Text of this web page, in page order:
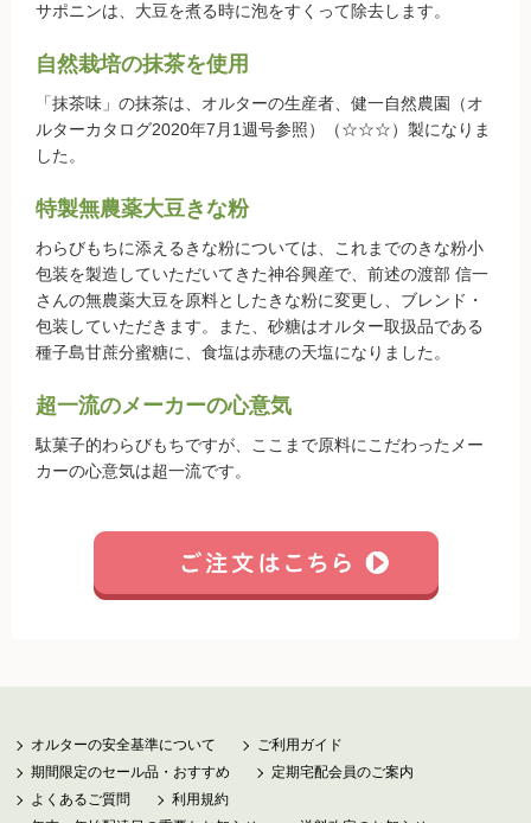
お支払い方法について
賞味期限について
よくあるご質問
オルター品もの
新規募集中！
フランチャイズビジネス
定期購入について
サポニンは、大豆を煮る時に泡をすくって除去します。
自然栽培の抹茶を使用
「抹茶味」の抹茶は、オルターの生産者、健一自然農園（オ
ルターカタログ2020年7月1週号参照）（☆☆☆）製になりま
した。
特製無農薬大豆きな粉
わらびもちに添えるきな粉については、これまでのきな粉小
包装を製造していただいてきた神谷興産で、前述の渡部 信一
さんの無農薬大豆を原料としたきな粉に変更し、ブレンド・
包装していただきます。また、砂糖はオルター取扱品である
種子島甘蔗分蜜糖に、食塩は赤穂の天塩になりました。
超一流のメーカーの心意気
駄菓子的わらびもちですが、ここまで原料にこだわったメー
カーの心意気は超一流です。
オルターの安全基準について
ご利用ガイド
期間限定のセール品・おすすめ
定期宅配会員のご案内
よくあるご質問
利用規約